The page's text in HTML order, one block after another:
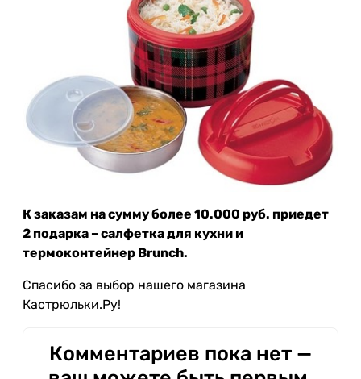
К заказам на сумму более 10.000 руб. приедет
2 подарка – салфетка для кухни и
термоконтейнер Brunch.
Спасибо за выбор нашего магазина
Кастрюльки.Ру!
Комментариев пока нет —